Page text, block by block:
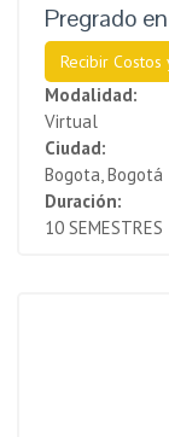
Pregrado
Recibir
Modalidad:
Virtual
Ciudad:
Bogota, Bogotá
Duración:
10 SEMESTRES